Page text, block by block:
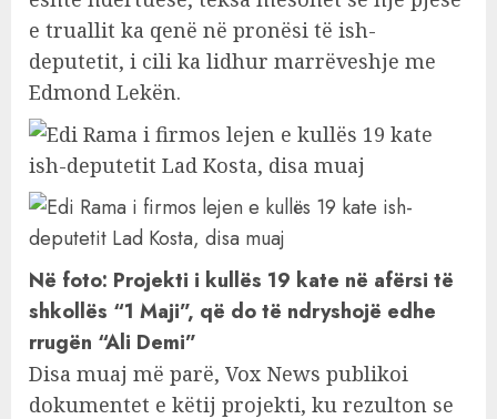
e truallit ka qenë në pronësi të ish-
deputetit, i cili ka lidhur marrëveshje me
Edmond Lekën.
Në foto: Projekti i kullës 19 kate në afërsi të
shkollës “1 Maji”, që do të ndryshojë edhe
rrugën “Ali Demi”
Disa muaj më parë, Vox News publikoi
dokumentet e këtij projekti, ku rezulton se